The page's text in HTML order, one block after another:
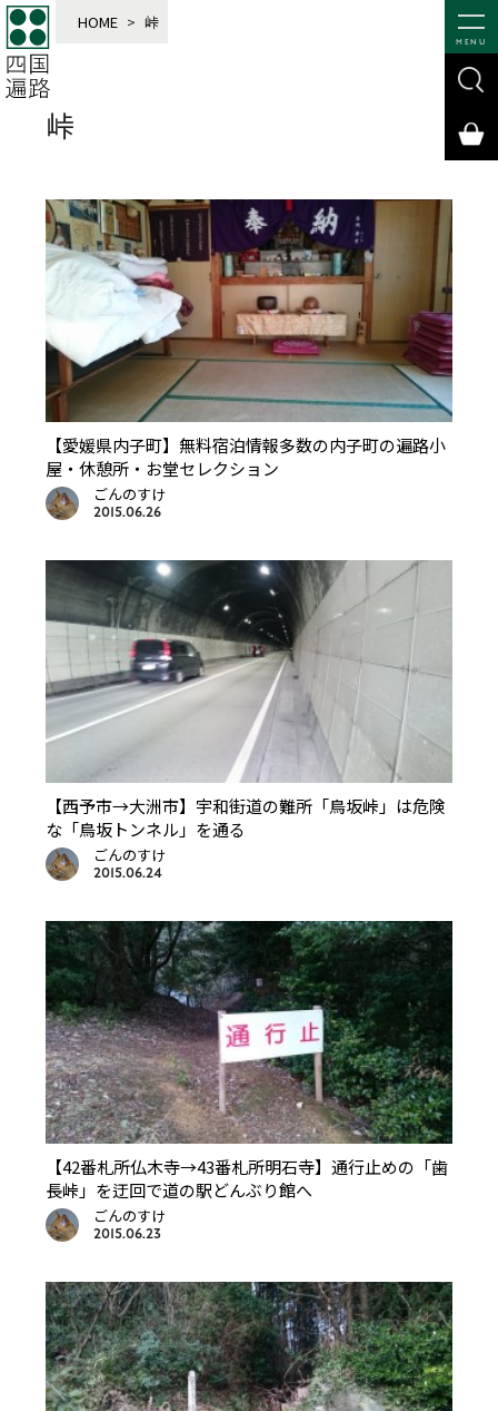
MENU
HOME > 峠
峠
【愛媛県内子町】無料宿泊情報多数の内子町の遍路小
屋・休憩所・お堂セレクション
ごんのすけ
2015.06.26
【西予市→大洲市】宇和街道の難所「鳥坂峠」は危険
な「鳥坂トンネル」を通る
ごんのすけ
2015.06.24
【42番札所仏木寺→43番札所明石寺】通行止めの「歯
長峠」を迂回で道の駅どんぶり館へ
ごんのすけ
2015.06.23